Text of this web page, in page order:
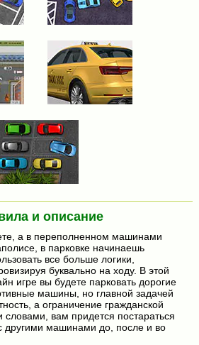
и описание
а в переполненном машинами
в парковке начинаешь
все больше логики,
буквально на ходу. В этой
игре вы будете парковать дорогие
машины, но главной задачей
а ограничение гражданской
словами, вам придется постараться
другими машинами до, после и во